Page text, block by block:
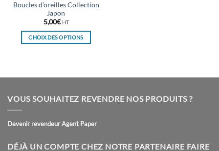
Boucles d’oreilles Collection
Japon
5,00€ HT
CHOIX DES OPTIONS
plusieurs
Les
peuvent
VOUS SOUHAITEZ REVENDRE NOS PRODUITS ?
Devenir revendeur Agent Paper
DÉJÀ UN COMPTE CHEZ NOTRE PARTENAIRE FAIRE